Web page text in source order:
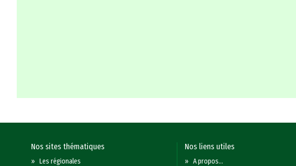
Nos sites thématiques
» Les régionales
Nos liens utiles
» A propos...